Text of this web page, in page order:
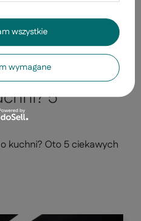
5
kuchni? Oto 5 ciekawych
wymagane
wszystkie